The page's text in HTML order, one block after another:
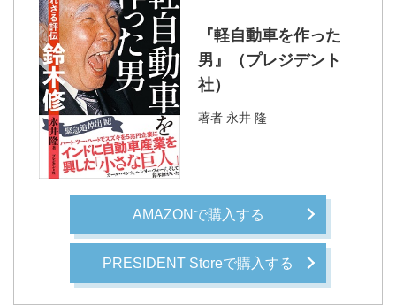
『軽自動車を作った
男』（プレジデント
社）
著者 永井 隆
AMAZONで購入する
PRESIDENT Storeで購入する